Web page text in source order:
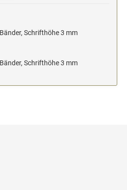
Schrifthöhe 3 mm
Schrifthöhe 3 mm